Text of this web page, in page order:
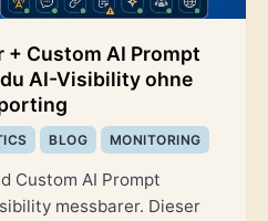
+ Custom AI Prompt
AI-Visibility ohne
BLOG MONITORING
Custom AI Prompt
messbarer. Dieser